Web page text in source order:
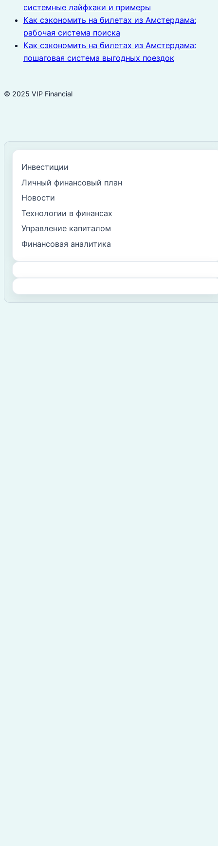
системные лайфхаки и примеры
Как сэкономить на билетах из Амстердама:
рабочая система поиска
Как сэкономить на билетах из Амстердама:
пошаговая система выгодных поездок
© 2025 VIP Financial
Инвестиции
Личный финансовый план
Новости
Технологии в финансах
Управление капиталом
Финансовая аналитика